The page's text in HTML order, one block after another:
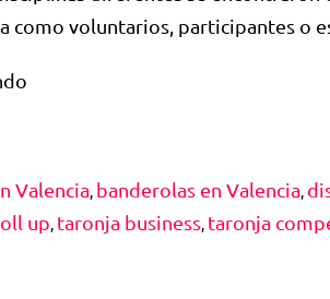
como voluntarios, participantes o
Valencia, banderolas en Valencia,
up, taronja business, taronja